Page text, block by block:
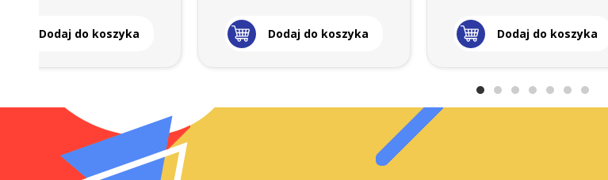
Dodaj do koszyka
Dodaj do koszyka Dodaj do koszyka